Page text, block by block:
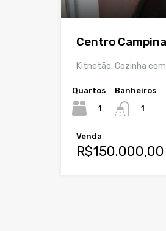
Centro
Kitnetão: Cozinha
Quartos
1
Banheiros
1
Venda
R$150.000,00